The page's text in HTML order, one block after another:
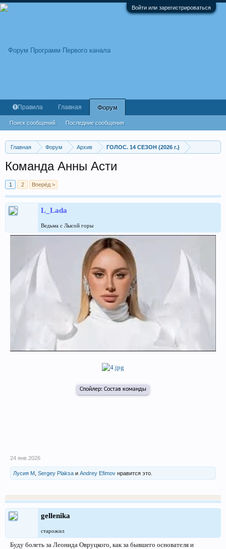
Войти или зарегистрироваться
Главная Форум Архив ГОЛОС. 14 СЕЗОН (2026 г.)
Команда Анны Асти
1 2 Вперёд >
L_Lada
Ведьма с Лысой горы
Спойлер: Состав команды
24 янв 2026
Лусия М Sergey Plaksa и Andrey Efimov нравится это.
gellenika
старожил
Буду болеть за Леонида Овруцкого, как за бывшего основателя и
Правила Главная Форум
Поиск сообщений Последние сообщения